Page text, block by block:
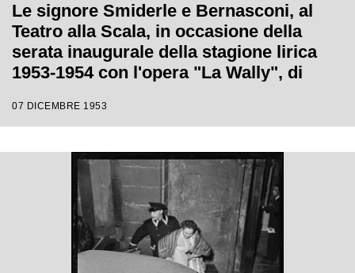
Le signore Smiderle e Bernasconi, al
Teatro alla Scala, in occasione della
serata inaugurale della stagione lirica
1953-1954 con l'opera "La Wally", di
Giulini, con la regia di Tatiana Pavlova
07 DICEMBRE 1953